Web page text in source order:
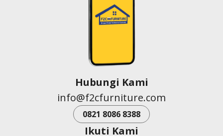
Hubungi Kami
info@f2cfurniture.com
0821 8086 8388
Ikuti Kami